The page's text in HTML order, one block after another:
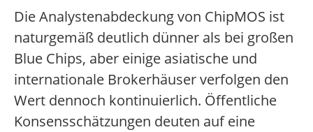
Die Analystenabdeckung von ChipMOS ist
naturgemäß deutlich dünner als bei großen
Blue Chips, aber einige asiatische und
internationale Brokerhäuser verfolgen den
Wert dennoch kontinuierlich. Öffentliche
Konsensschätzungen deuten auf eine